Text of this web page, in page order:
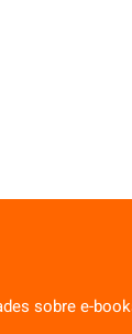
sobre e-